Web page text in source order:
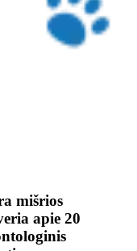
mišrios
apie 20